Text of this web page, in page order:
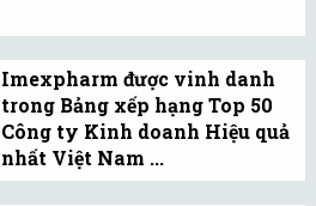
sự kiện Lễ Vinh danh Top
50 Công ty Kinh doanh
Hiệu quả nhất Việt Nam
2023.
Imexpharm được vinh danh
trong Bảng xếp hạng Top 50
Công ty Kinh doanh Hiệu quả
nhất Việt Nam ...
Imexpharm (IMP) đại